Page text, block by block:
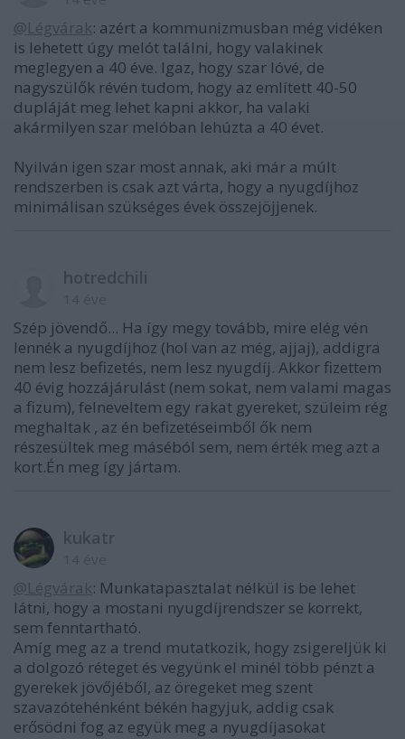
@Légvárak: azért a kommunizmusban még vidéken
is lehetett úgy melót találni, hogy valakinek
meglegyen a 40 éve. Igaz, hogy szar lóvé, de
nagyszülők révén tudom, hogy az említett 40-50
dupláját meg lehet kapni akkor, ha valaki
akármilyen szar melóban lehúzta a 40 évet.
Nyilván igen szar most annak, aki már a múlt
rendszerben is csak azt várta, hogy a nyugdíjhoz
minimálisan szükséges évek összejöjjenek.
hotredchili
Szép jövendő... Ha így megy tovább, mire elég vén
lennék a nyugdíjhoz (hol van az még, ajjaj), addigra
nem lesz befizetés, nem lesz nyugdíj. Akkor fizettem
40 évig hozzájárulást (nem sokat, nem valami magas
a fizum), felneveltem egy rakat gyereket, szüleim rég
meghaltak , az én befizetéseimből ők nem
részesültek meg máséból sem, nem érték meg azt a
kort.Én meg így jártam.
kukatr
@Légvárak: Munkatapasztalat nélkül is be lehet
látni, hogy a mostani nyugdíjrendszer se korrekt,
sem fenntartható.
Amíg meg az a trend mutatkozik, hogy zsigereljük ki
a dolgozó réteget és vegyünk el minél több pénzt a
gyerekek jövőjéből, az öregeket meg szent
szavazótehénként békén hagyjuk, addig csak
erősödni fog az együk meg a nyugdíjasokat